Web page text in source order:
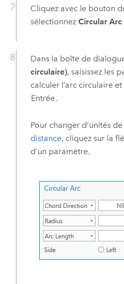
Cliquez avec le bouton
sélectionnez Circular
Dans la boîte de
circulaire), saisissez les
calculer l’arc circulaire
Entrée.
Pour changer d’unités de
distance, cliquez sur la
d’un paramètre.